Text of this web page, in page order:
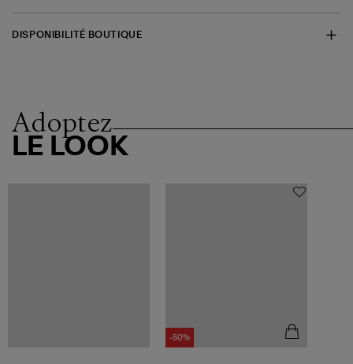
DISPONIBILITÉ BOUTIQUE
Adoptez
LE LOOK
-50%